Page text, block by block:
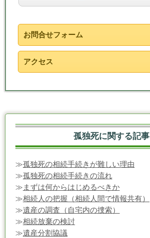
お問合せフォーム
アクセス
孤独死に関する記事
≫孤独死の相続手続きが難しい理由
≫孤独死の相続手続きの流れ
≫ まずは何からはじめるべきか
≫相続人の把握（相続人間で情報共有）
≫遺産の調査（自宅内の捜索）
≫相続放棄の検討
≫遺産分割協議